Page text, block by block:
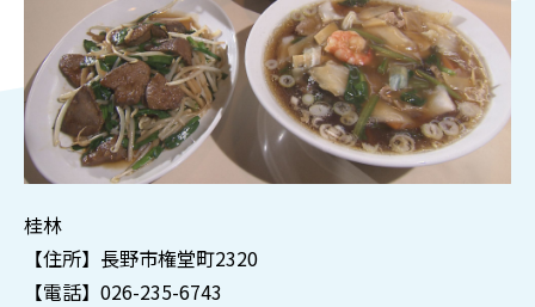
桂林
【住所】長野市権堂町2320
【電話】026-235-6743